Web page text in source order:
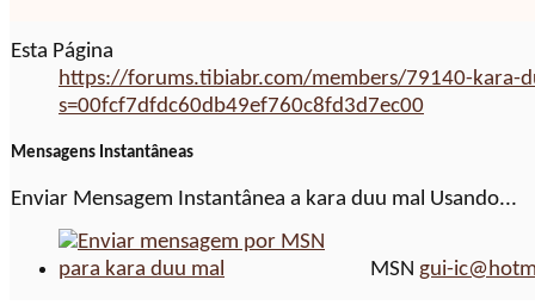
Esta Página
https://forums.tibiabr.com/members/79140-kara-
s=00fcf7dfdc60db49ef760c8fd3d7ec00
Mensagens Instantâneas
Enviar Mensagem Instantânea a kara duu mal Usando...
MSN gui-